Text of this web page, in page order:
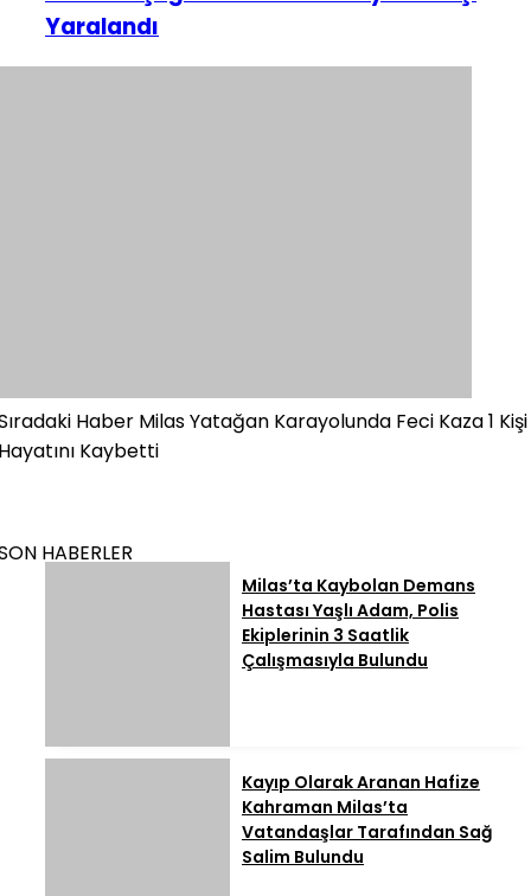
Yaralandı
Haber Milas Yatağan Karayolunda Feci Kaza 1 Kişi
Kaybetti
HABERLER
Milas’ta Kaybolan Demans
Hastası Yaşlı Adam, Polis
Ekiplerinin 3 Saatlik
Çalışmasıyla Bulundu
Kayıp Olarak Aranan Hafize
Kahraman Milas’ta
Vatandaşlar Tarafından Sağ
Salim Bulundu